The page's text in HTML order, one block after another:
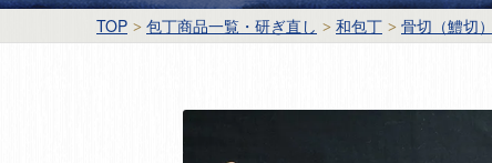
TOP 包丁商品一覧・研ぎ直し 和包丁 骨切（鱧切）